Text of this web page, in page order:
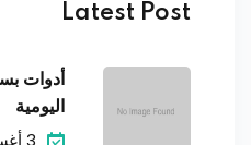
Latest Post
أدوات
اليومية
3 أغسطس، 2025